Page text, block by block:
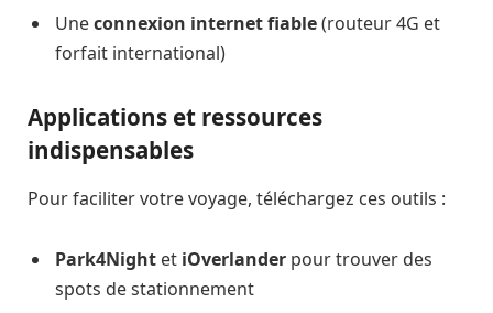
Uneconnexion internet fiable(routeur 4G et
forfait international)
Applications et ressources
indispensables
Pour faciliter votre voyage, téléchargez ces outils :
Park4Night et iOverlander pour trouver des
spots de stationnement